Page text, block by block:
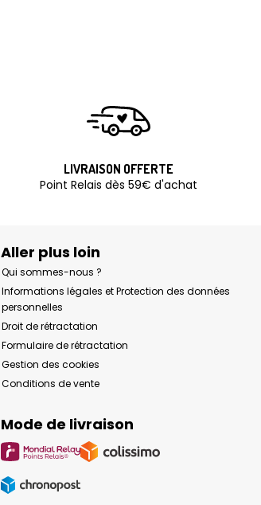
LIVRAISON OFFERTE
Point Relais dès 59€ d'achat
Aller plus loin
Qui sommes-nous ?
Informations légales et Protection des données
personnelles
Droit de rétractation
Formulaire de rétractation
Gestion des cookies
Conditions de vente
Mode de livraison